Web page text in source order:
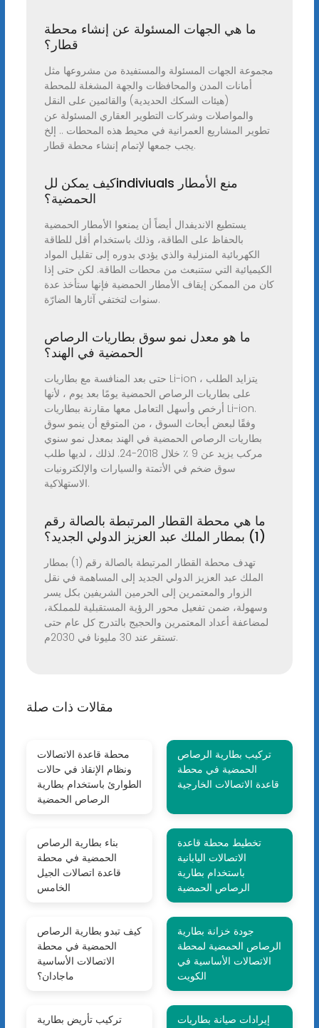
ما هي الجهات المسئولة عن إنشاء محطة
قطار؟
مجموعة الجهات المسئولة والمستفيدة من مشروعها مثل
أمانات المدن والمحافظات والجهة المشغلة للمحطة
(هيئات السكك الحديدية) والقائمين على النقل
والمواصلات وشركات التطوير العقاري المسئولة عن
تطوير المشاريع العمرانية في محيط هذه المحطات .. إلخ
يجب جمعها لإتمام إنشاء محطة قطار.
كيف يمكن للindiviuals منع الأمطار
الحمضية؟
يستطيع الانديفدال أيضاً أن يمنعوا الأمطار الحمضية
بالحفاظ على الطاقة، وذلك باستخدام أقل للطاقة
الكهربائية المنزلية والذي يؤدي بدوره إلى تقليل المواد
الكيميائية التي ستنبعث من محطات الطاقة. لكن حتى إذا
كان من الممكن إيقاف الأمطار الحمضية فإنها ستأخذ عدة
سنوات لتختفي آثارها الضارّة.
ما هو معدل نمو سوق بطاريات الرصاص
الحمضية في الهند؟
حتى بعد المنافسة مع بطاريات Li-ion ، يتزايد الطلب
على بطاريات الرصاص الحمضية يومًا بعد يوم ، لأنها
أرخص وأسهل التعامل معها مقارنة ببطاريات Li-ion.
وفقًا لبعض أبحاث السوق ، من المتوقع أن ينمو سوق
بطاريات الرصاص الحمضية في الهند بمعدل نمو سنوي
مركب يزيد عن 9 ٪ خلال 2018-24. لذلك ، لديها طلب
سوق ضخم في الأتمتة والسيارات والإلكترونيات
الاستهلاكية.
ما هي محطة القطار المرتبطة بالصالة رقم
(1) بمطار الملك عبد العزيز الدولي الجديد؟
تهدف محطة القطار المرتبطة بالصالة رقم (1) بمطار
الملك عبد العزيز الدولي الجديد إلى المساهمة في نقل
الزوار والمعتمرين إلى الحرمين الشريفين بكل يسر
وسهولة، ضمن تفعيل محور الرؤية المستقبلية للمملكة،
لمضاعفة أعداد المعتمرين والحجيج بالتدرج كل عام حتى
تستقر عند 30 مليونا في 2030م.
مقالات ذات صلة
محطة قاعدة الاتصالات
ونظام الإنقاذ في حالات
الطوارئ باستخدام بطارية
الرصاص الحمضية
تركيب بطارية الرصاص
الحمضية في محطة
قاعدة الاتصالات الخارجية
بناء بطارية الرصاص
الحمضية في محطة
قاعدة اتصالات الجيل
الخامس
تخطيط محطة قاعدة
الاتصالات اليابانية
باستخدام بطارية
الرصاص الحمضية
كيف تبدو بطارية الرصاص
الحمضية في محطة
الاتصالات الأساسية
ماجادان؟
جودة خزانة بطارية
الرصاص الحمضية لمحطة
الاتصالات الأساسية في
الكويت
تركيب تأريض بطارية
إيرادات صيانة بطاريات